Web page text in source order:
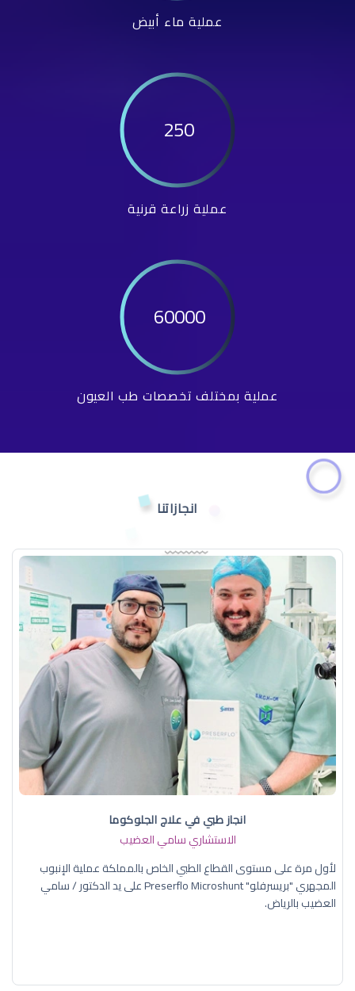
عملية ماء أبيض
250
عملية زراعة قرنية
60000
عملية بمختلف تخصصات طب العيون
انجازاتنا
انجاز طبي في علاج الجلوكوما
الاستشاري سامي العضيب
لأول مرة على مستوى القطاع الطبي الخاص بالمملكة عملية الإنبوب
المجهري "بريسرفلو" Preserflo Microshunt على يد الدكتور / سامي
العضيب بالرياض.